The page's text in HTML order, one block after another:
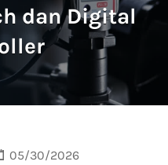
dan Digital
05/30/2026